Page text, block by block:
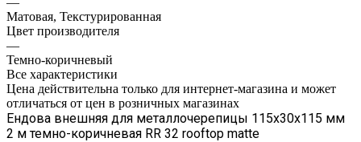
Матовая, Текстурированная
Цвет производителя
—
Темно-коричневый
Все характеристики
Цена действительна только для интернет-магазина и может
отличаться от цен в розничных магазинах
Ендова внешняя для металлочерепицы 115х30х115 мм
2 м темно-коричневая RR 32 rooftop matte